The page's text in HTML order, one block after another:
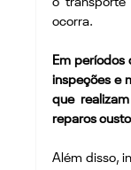
ocorra.
Em períodos
inspeções e
que
reparos
Além disso,